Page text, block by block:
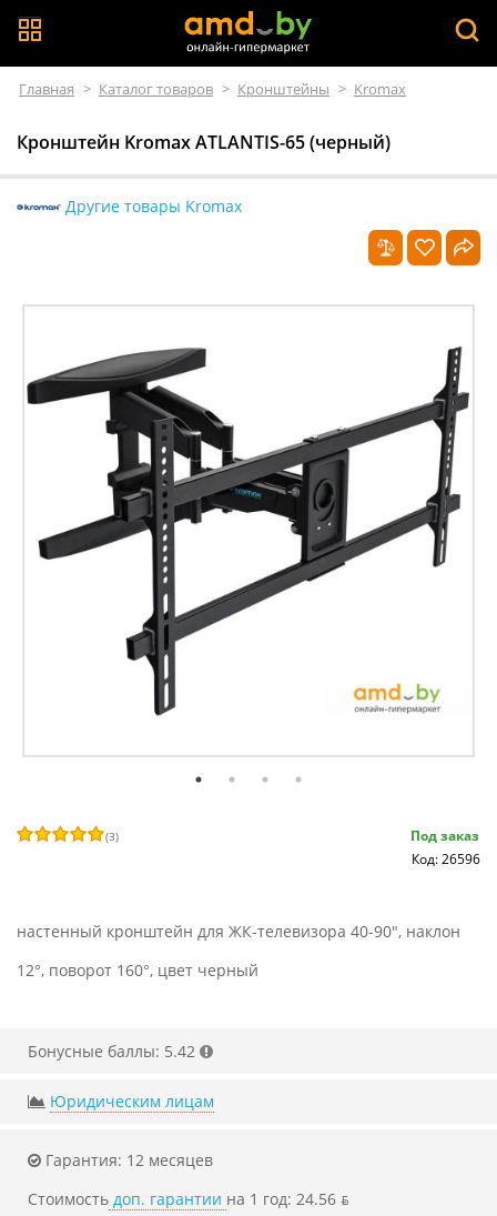
Главная > Каталог товаров > Кронштейны > Kromax
Кронштейн Kromax ATLANTIS-65 (черный)
Другие товары Kromax
(3)
Под заказ
Код: 26596
настенный кронштейн для ЖК-телевизора 40-90", наклон
12°, поворот 160°, цвет черный
Бонусные баллы: 5.42
Юридическим лицам
Гарантия: 12 месяцев
Стоимость доп. гарантии на 1 год: 24.56 ƃ